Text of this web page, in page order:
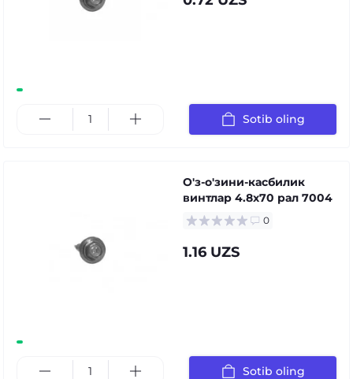
Sotib oling
О'з-о'зини-касбилик
винтлар 4.8x70 рал 7004
0
1.16 UZS
Sotib oling